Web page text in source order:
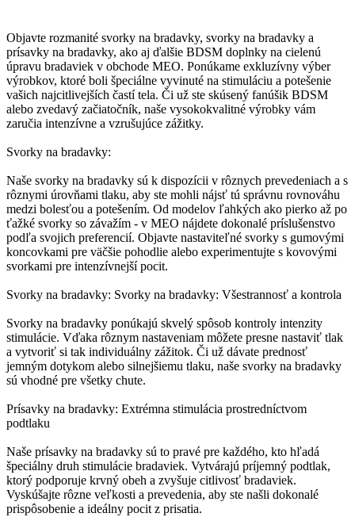
Objavte rozmanité svorky na bradavky, svorky na bradavky a
prísavky na bradavky, ako aj ďalšie BDSM doplnky na cielenú
úpravu bradaviek v obchode MEO. Ponúkame exkluzívny výber
výrobkov, ktoré boli špeciálne vyvinuté na stimuláciu a potešenie
vašich najcitlivejších častí tela. Či už ste skúsený fanúšik BDSM
alebo zvedavý začiatočník, naše vysokokvalitné výrobky vám
zaručia intenzívne a vzrušujúce zážitky.
Svorky na bradavky:
Naše svorky na bradavky sú k dispozícii v rôznych prevedeniach a s
rôznymi úrovňami tlaku, aby ste mohli nájsť tú správnu rovnováhu
medzi bolesťou a potešením. Od modelov ľahkých ako pierko až po
ťažké svorky so závažím - v MEO nájdete dokonalé príslušenstvo
podľa svojich preferencií. Objavte nastaviteľné svorky s gumovými
koncovkami pre väčšie pohodlie alebo experimentujte s kovovými
svorkami pre intenzívnejší pocit.
Svorky na bradavky: Svorky na bradavky: Všestrannosť a kontrola
Svorky na bradavky ponúkajú skvelý spôsob kontroly intenzity
stimulácie. Vďaka rôznym nastaveniam môžete presne nastaviť tlak
a vytvoriť si tak individuálny zážitok. Či už dávate prednosť
jemným dotykom alebo silnejšiemu tlaku, naše svorky na bradavky
sú vhodné pre všetky chute.
Prísavky na bradavky: Extrémna stimulácia prostredníctvom
podtlaku
Naše prísavky na bradavky sú to pravé pre každého, kto hľadá
špeciálny druh stimulácie bradaviek. Vytvárajú príjemný podtlak,
ktorý podporuje krvný obeh a zvyšuje citlivosť bradaviek.
Vyskúšajte rôzne veľkosti a prevedenia, aby ste našli dokonalé
prispôsobenie a ideálny pocit z prisatia.